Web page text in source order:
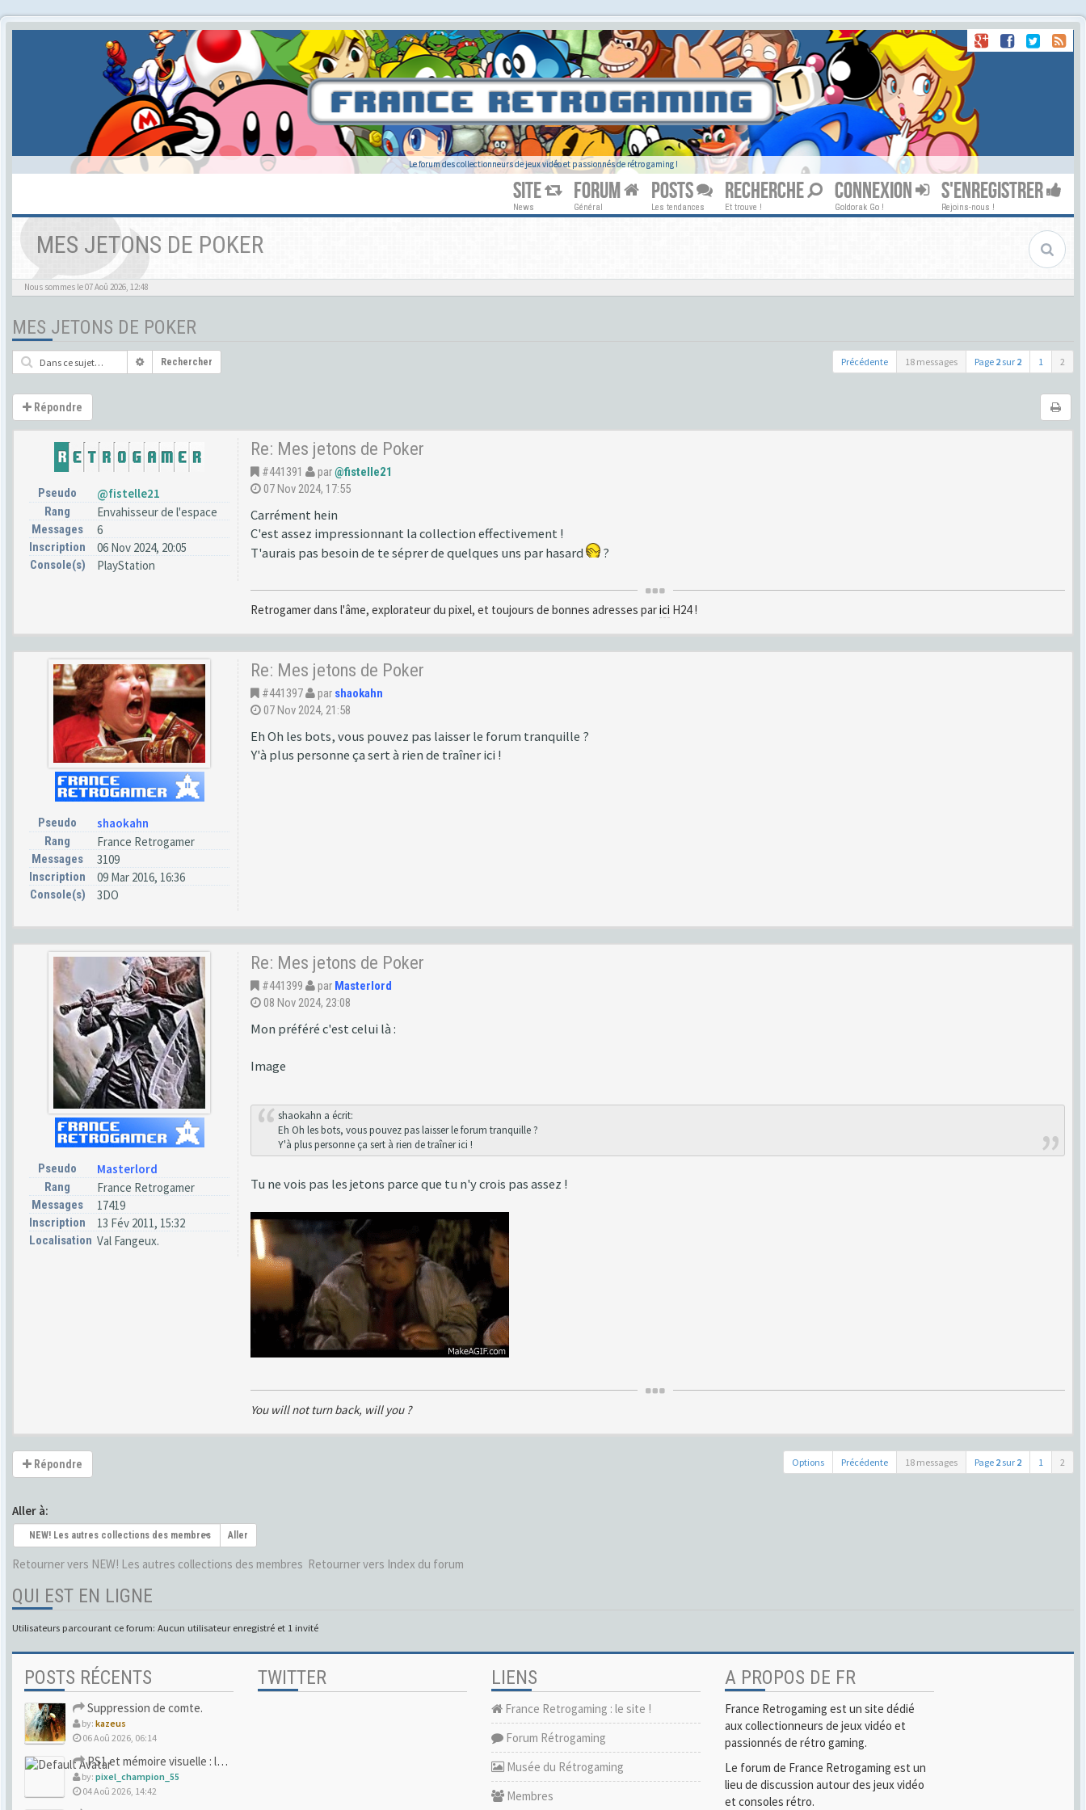
Le forum des collectionneurs de jeux vidéo et passionnés de rétro gaming !
SITE
News
FORUM
Général
POSTS
Les tendances
RECHERCHE
Et trouve !
CONNEXION
Goldorak Go !
S'ENREGISTRER
Rejoins-nous !
MES JETONS DE POKER
Nous sommes le 07 Aoû 2026, 12:48
MES JETONS DE POKER
Précédente 18 messages Page 2 sur 2 1 2
Rechercher
Répondre
Pseudo @fistelle21
Rang Envahisseur de l'espace
Messages 6
Inscription 06 Nov 2024, 20:05
Console(s) PlayStation
Re: Mes jetons de Poker
#441391 par@fistelle21
07 Nov 2024, 17:55
Carrément hein
C'est assez impressionnant la collection effectivement !
T'aurais pas besoin de te séprer de quelques uns par hasard
?
Retrogamer dans l'âme, explorateur du pixel, et toujours de bonnes adresses parici H24 !
Pseudo shaokahn
Rang France Retrogamer
Messages 3109
Inscription 09 Mar 2016, 16:36
Console(s) 3DO
Re: Mes jetons de Poker
#441397 par shaokahn
07 Nov 2024, 21:58
Eh Oh les bots, vous pouvez pas laisser le forum tranquille ?
Y'à plus personne ça sert à rien de traîner ici !
Pseudo Masterlord
Rang France Retrogamer
Messages 17419
Inscription 13 Fév 2011, 15:32
Localisation Val Fangeux.
Re: Mes jetons de Poker
#441399 par Masterlord
08 Nov 2024, 23:08
Mon préféré c'est celui là :
Image
shaokahn a écrit:
Eh Oh les bots, vous pouvez pas laisser le forum tranquille ?
Y'à plus personne ça sert à rien de traîner ici !
Tu ne vois pas les jetons parce que tu n'y crois pas assez !
You will not turn back, will you ?
Répondre Options Précédente 18 messages Page 2 sur 2 1 2
Aller à:
NEW! Les autres collections des membres Aller
Retourner vers NEW! Les autres collections des membres Retourner vers Index du forum
QUI EST EN LIGNE
Utilisateurs parcourant ce forum: Aucun utilisateur enregistré et 1 invité
POSTS RÉCENTS
Suppression de comte.
by: kazeus
06 Aoû 2026, 06:14
PS1 et mémoire visuelle : le jeu qui vous a soufflé la premi
by: pixel_champion_55
04 Aoû 2026, 14:42
TWITTER LIENS
France Retrogaming : le site !
Forum Rétrogaming
Musée du Rétrogaming
Membres
A PROPOS DE FR
France Retrogaming est un site dédié
aux collectionneurs de jeux vidéo et
passionnés de rétro gaming.
Le forum de France Retrogaming est un
lieu de discussion autour des jeux vidéo
et consoles rétro.